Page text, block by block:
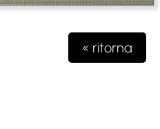
« ritorna